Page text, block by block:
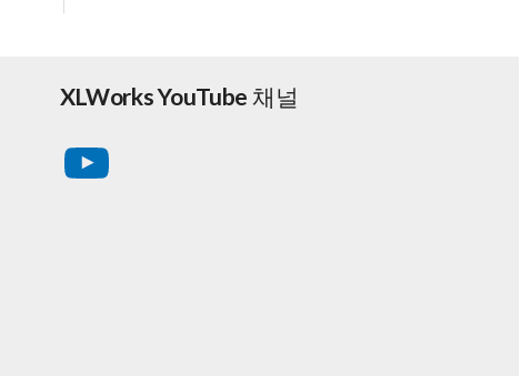
XLWorks YouTube 채널
YouTube